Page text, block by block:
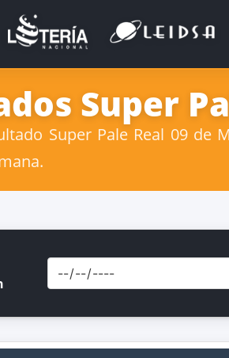
Super
Super Pale Real 09 de